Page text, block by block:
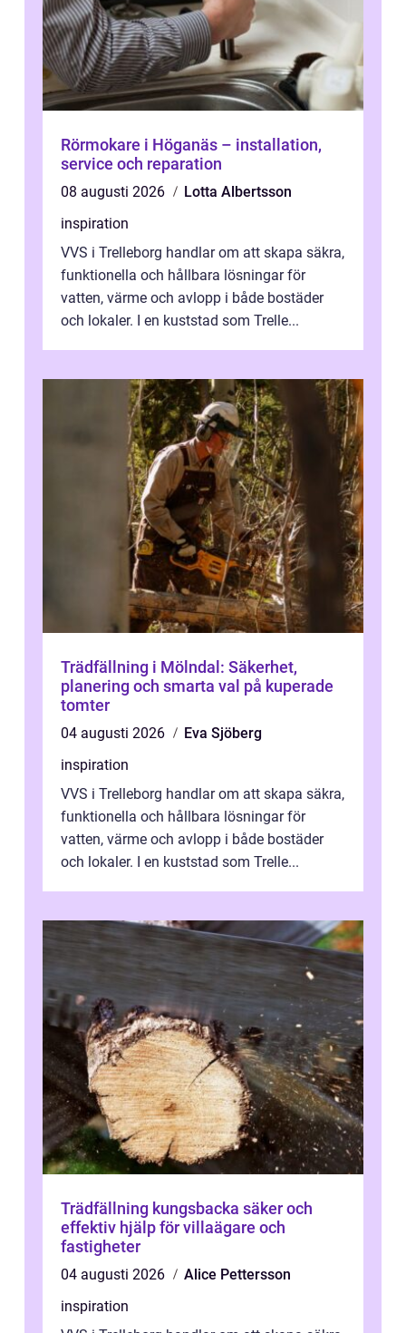
Rörmokare i Höganäs – installation,
service och reparation
08 augusti 2026
Lotta Albertsson
inspiration
VVS i Trelleborg handlar om att skapa säkra,
funktionella och hållbara lösningar för
vatten, värme och avlopp i både bostäder
och lokaler. I en kuststad som Trelle...
Trädfällning i Mölndal: Säkerhet,
planering och smarta val på kuperade
tomter
04 augusti 2026
Eva Sjöberg
inspiration
VVS i Trelleborg handlar om att skapa säkra,
funktionella och hållbara lösningar för
vatten, värme och avlopp i både bostäder
och lokaler. I en kuststad som Trelle...
Trädfällning kungsbacka säker och
effektiv hjälp för villaägare och
fastigheter
04 augusti 2026
Alice Pettersson
inspiration